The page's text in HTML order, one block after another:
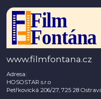
www.filmfontana.cz
Adresa:
HOSOSTAR s.r.o
Petřkovická 206/27, 725 28